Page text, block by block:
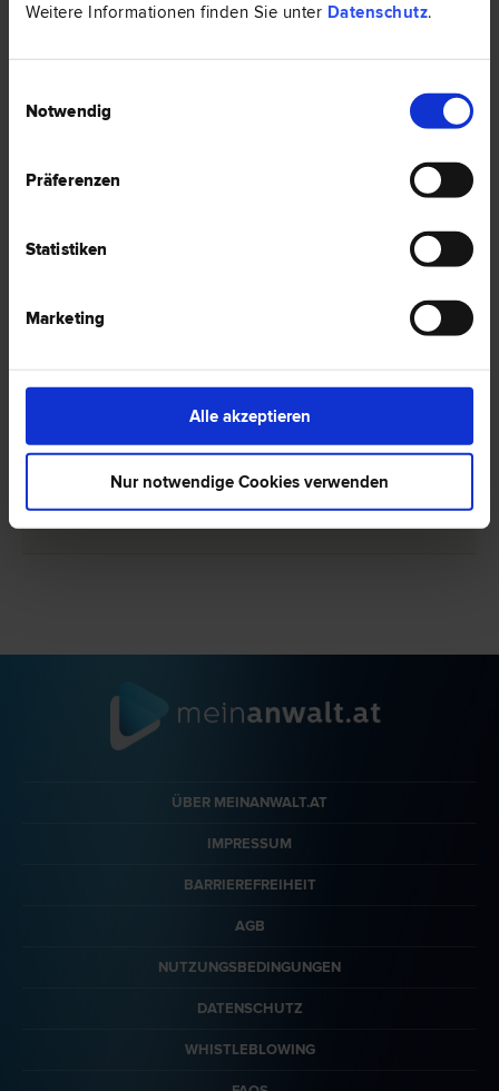
Weitere Informationen finden Sie unter Datenschutz.
Notwendig
Präferenzen
Statistiken
Marketing
Alle akzeptieren
Nur notwendige Cookies verwenden
ÜBER MEINANWALT.AT
IMPRESSUM
BARRIEREFREIHEIT
AGB
NUTZUNGSBEDINGUNGEN
DATENSCHUTZ
WHISTLEBLOWING